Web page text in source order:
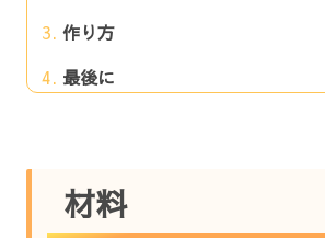
作り方
最後に
材料